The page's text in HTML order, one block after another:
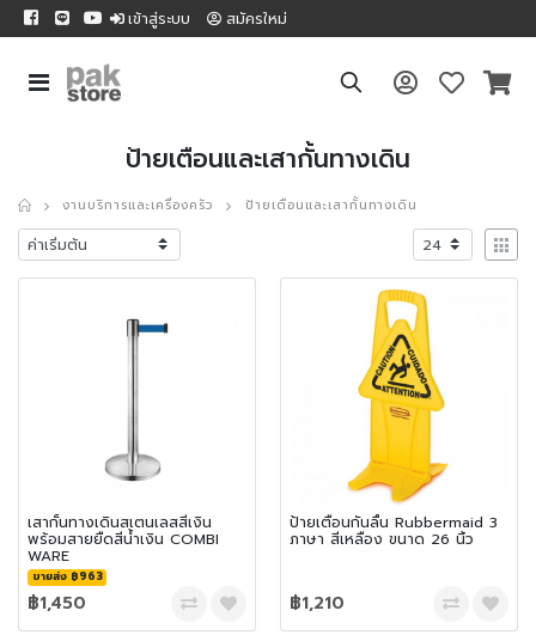
เข้าสู่ระบบ สมัครใหม่
ป้ายเตือนและเสากั้นทางเดิน
งานบริการและเครื่องครัว ป้ายเตือนและเสากั้นทางเดิน
เสากั้นทางเดินสเตนเลสสีเงิน
พร้อมสายยืดสีน้ำเงิน COMBI
WARE
ขายส่ง ฿963
฿1,450
ป้ายเตือนกันลื่น Rubbermaid 3
ภาษา สีเหลือง ขนาด 26 นิ้ว
฿1,210